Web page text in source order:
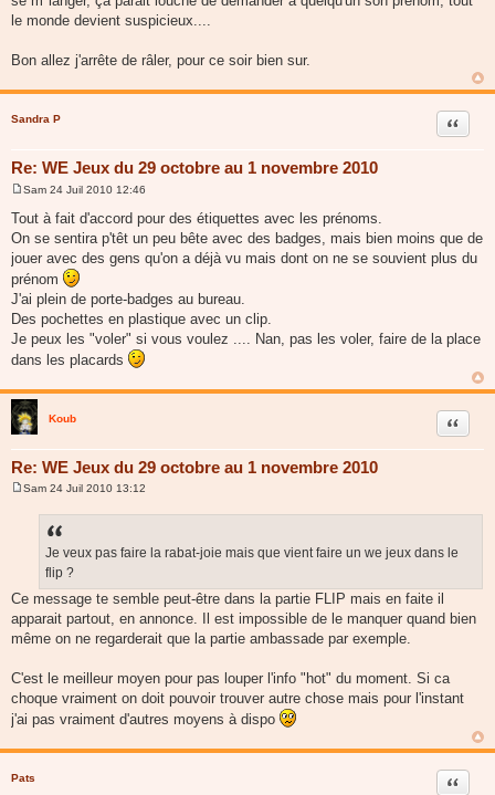
le monde devient suspicieux....
Bon allez j'arrête de râler, pour ce soir bien sur.
Sandra P
Re: WE Jeux du 29 octobre au 1 novembre 2010
Citer
s
s
g
e
Sam 24 Juil 2010 12:46
Tout à fait d'accord pour des étiquettes avec les prénoms.
On se sentira p'têt un peu bête avec des badges, mais bien moins que de
jouer avec des gens qu'on a déjà vu mais dont on ne se souvient plus du
prénom
J'ai plein de porte-badges au bureau.
Des pochettes en plastique avec un clip.
Je peux les "voler" si vous voulez .... Nan, pas les voler, faire de la place
dans les placards
Koub
Re: WE Jeux du 29 octobre au 1 novembre 2010
Citer
Sam 24 Juil 2010 13:12
Je veux pas faire la rabat-joie mais que vient faire un we jeux dans le
flip ?
Ce message te semble peut-être dans la partie FLIP mais en faite il
apparait partout, en annonce. Il est impossible de le manquer quand bien
même on ne regarderait que la partie ambassade par exemple.
C'est le meilleur moyen pour pas louper l'info "hot" du moment. Si ca
choque vraiment on doit pouvoir trouver autre chose mais pour l'instant
j'ai pas vraiment d'autres moyens à dispo
Pats Citer